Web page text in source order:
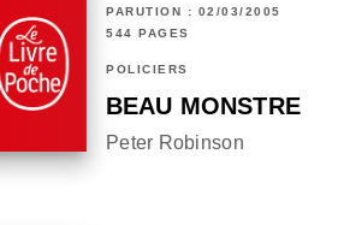
PARUTION : 02/03/2005
544 PAGES
POLICIERS
BEAU MONSTRE
Peter Robinson